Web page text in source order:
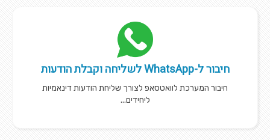
חיבור ל-WhatsApp לשליחה וקבלת הודעות
חיבור המערכת לוואטסאפ לצורך שליחת הודעות דינאמיות
ליחידים...